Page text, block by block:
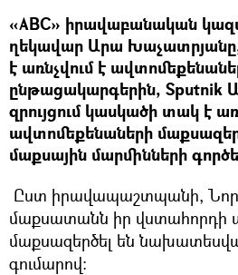
«ABC» իրավաբանական
ղեկավար Արա
է առնչվում է
ընթացակարգերին, Sputnik
զրույցում կասկածի տակ է
ավտոմեքենաների
մաքսային մարմինների
Ըստ իրավապաշտպանի,
մաքսատանն իր վստահորդի
մաքսազերծել են
գումարով։